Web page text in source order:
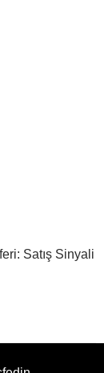
Satış Sinyali